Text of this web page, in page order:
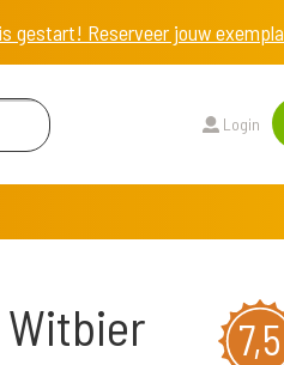
gestart! Reserveer jouw
Login
7,5
Witbier